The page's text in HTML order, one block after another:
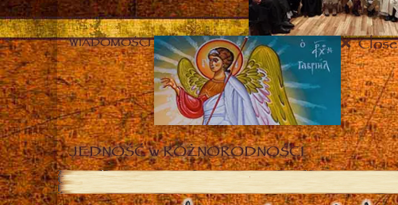
WIADOMOŚCI Close
JEDNOŚĆ w RÓŻNORODNOŚCI